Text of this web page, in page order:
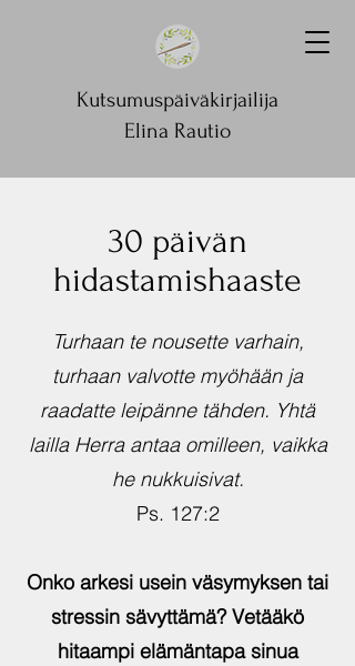
Kutsumuspäiväkirjailija
Elina Rautio
30 päivän
hidastamishaaste
Turhaan te nousette varhain,
turhaan valvotte myöhään ja
raadatte leipänne tähden. Yhtä
lailla Herra antaa omilleen, vaikka
he nukkuisivat.
Ps. 127:2
Onko arkesi usein väsymyksen tai
stressin sävyttämä? Vetääkö
hitaampi elämäntapa sinua